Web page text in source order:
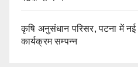
कृषि अनुसंधान परिसर, पटना में
कार्यक्रम सम्पन्न